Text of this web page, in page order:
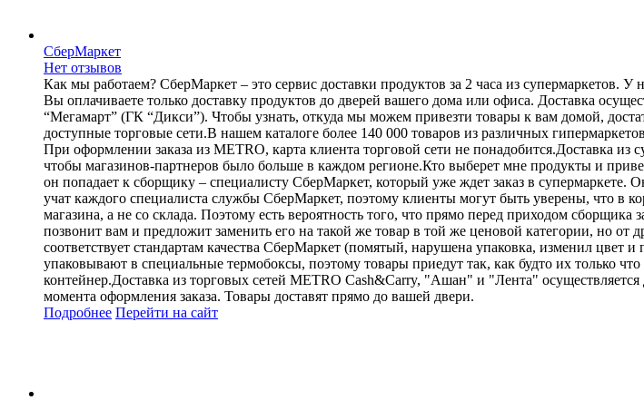
СберМаркет
Нет отзывов
Как мы работаем? СберМаркет – это cервис доставки продуктов за 2 часа из супермаркетов.
Вы оплачиваете только доставку продуктов до дверей вашего дома или офиса. Доставка
“Мегамарт” (ГК “Дикси”). Чтобы узнать, откуда мы можем привезти товары к вам домой,
доступные торговые сети.В нашем каталоге более 140 000 товаров из различных
При оформлении заказа из METRO, карта клиента торговой сети не понадобится.Доставка
чтобы магазинов-партнеров было больше в каждом регионе.Кто выберет мне продукты и
он попадает к сборщику – специалисту СберМаркет, который уже ждет заказ в
учат каждого специалиста службы СберМаркет, поэтому клиенты могут быть уверены, что в
магазина, а не со склада. Поэтому есть вероятность того, что прямо перед приходом
позвонит вам и предложит заменить его на такой же товар в той же ценовой категории, но от
соответствует стандартам качества СберМаркет (помятый, нарушена упаковка, изменил
упаковывают в специальные термобоксы, поэтому товары приедут так, как будто их только
контейнер.Доставка из торговых сетей METRO Cash&Carry, "Ашан" и "Лента"
момента оформления заказа. Товары доставят прямо до вашей двери.
Подробнее Перейти на сайт